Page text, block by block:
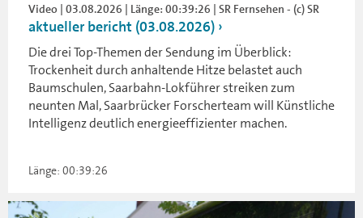
Video | 03.08.2026 | Länge: 00:39:26 | SR Fernsehen - (c) SR
aktueller bericht (03.08.2026)
Die drei Top-Themen der Sendung im Überblick:
Trockenheit durch anhaltende Hitze belastet auch
Baumschulen, Saarbahn-Lokführer streiken zum
neunten Mal, Saarbrücker Forscherteam will Künstliche
Intelligenz deutlich energieeffizienter machen.
Länge: 00:39:26